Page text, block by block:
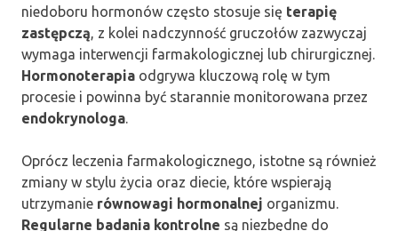
niedoboru hormonów często stosuje się terapię
zastępczą, z kolei nadczynność gruczołów zazwyczaj
wymaga interwencji farmakologicznej lub chirurgicznej.
Hormonoterapia odgrywa kluczową rolę w tym
procesie i powinna być starannie monitorowana przez
endokrynologa.
Oprócz leczenia farmakologicznego, istotne są również
zmiany w stylu życia oraz diecie, które wspierają
utrzymanie równowagi hormonalnej organizmu.
Regularne badania kontrolne są niezbędne do